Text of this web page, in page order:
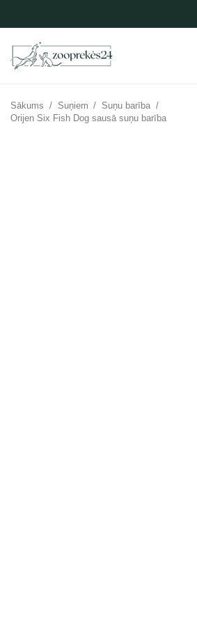
Sākums / Suņiem / Suņu barība /
Orijen Six Fish Dog sausā suņu barība